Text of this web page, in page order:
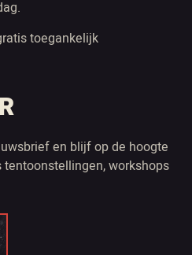
toegankelijk
en blijf op de hoogte
workshops